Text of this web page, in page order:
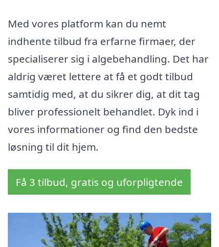
Med vores platform kan du nemt
indhente tilbud fra erfarne firmaer, der
specialiserer sig i algebehandling. Det har
aldrig været lettere at få et godt tilbud
samtidig med, at du sikrer dig, at dit tag
bliver professionelt behandlet. Dyk ind i
vores informationer og find den bedste
løsning til dit hjem.
Få 3 tilbud, gratis og uforpligtende